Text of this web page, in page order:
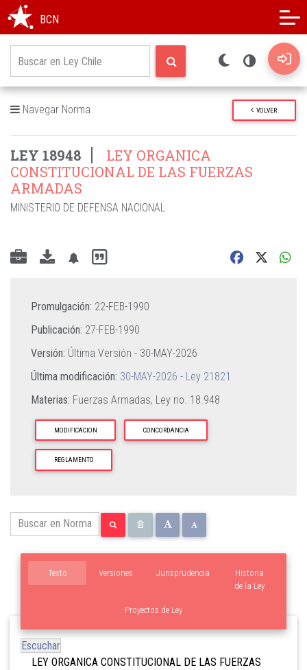
BCN
Navegar Norma VOLVER
LEY 18948
LEY ORGANICA
CONSTITUCIONAL DE LAS FUERZAS
ARMADAS
MINISTERIO DE DEFENSA NACIONAL
Promulgación: 22-FEB-1990
Publicación: 27-FEB-1990
Versión: Última Versión - 30-MAY-2026
Última modificación: 30-MAY-2026 - Ley 21821
Materias: Fuerzas Armadas, Ley no. 18.948
MODIFICACION CONCORDANCIA
REGLAMENTO
Texto Versiones Jurisprudencia
Proyectos de Ley
Historia
de la Ley
Escuchar
LEY ORGANICA CONSTITUCIONAL DE LAS FUERZAS